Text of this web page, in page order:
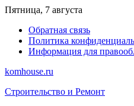
Перейти
содержимому
Пятница, 7 августа
Обратная связь
Политика
Информация для
komhouse.ru
Строительство и Ремонт